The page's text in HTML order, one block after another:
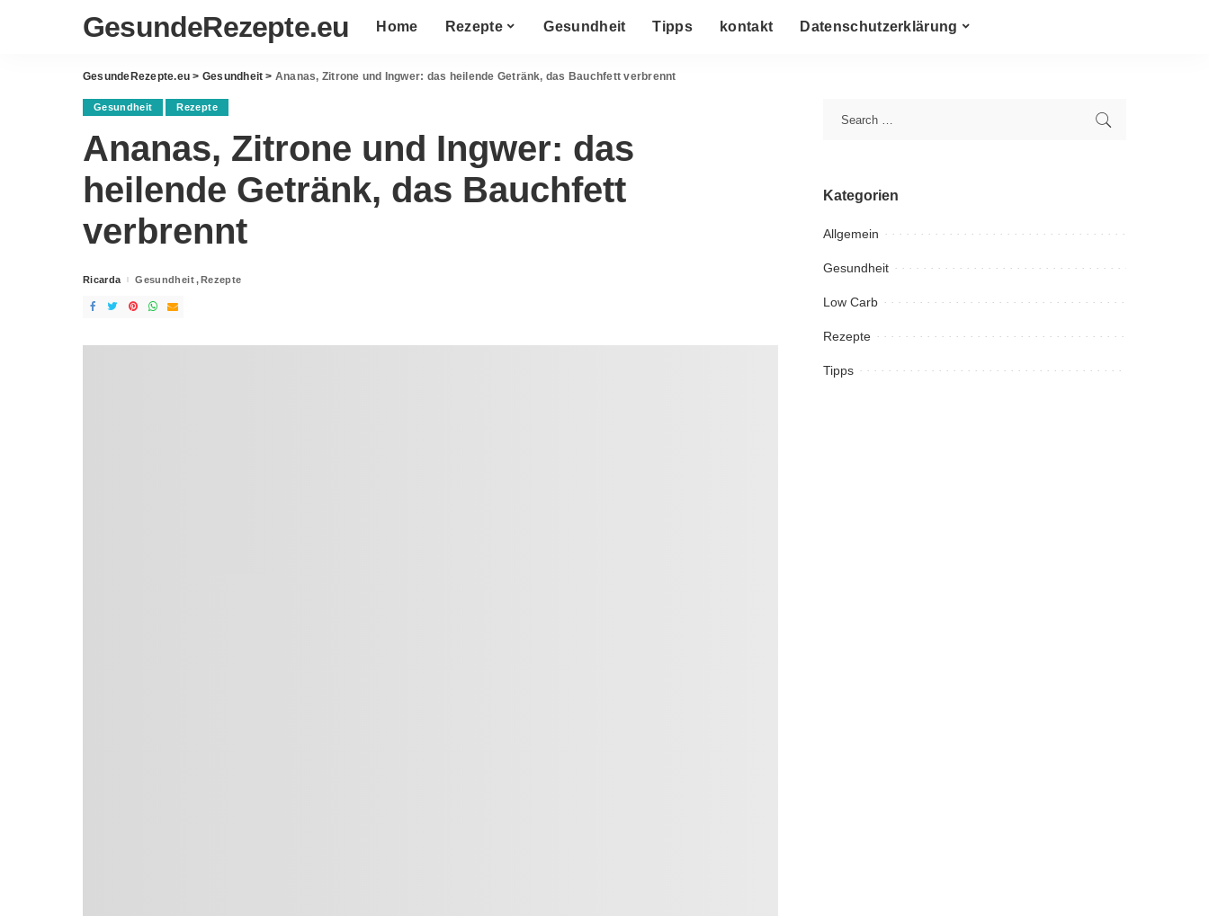
GesundeRezepte.eu Home Rezepte Gesundheit Tipps kontakt Datenschutzerklärung
GesundeRezepte.eu > Gesundheit > Ananas, Zitrone und Ingwer: das heilende Getränk, das Bauchfett verbrennt
Gesundheit Rezepte
Ananas, Zitrone und Ingwer: das
heilende Getränk, das Bauchfett
verbrennt
Posted
Ricarda Gesundheit Rezepte
Kategorien
Allgemein
Gesundheit
Low Carb
Rezepte
Tipps